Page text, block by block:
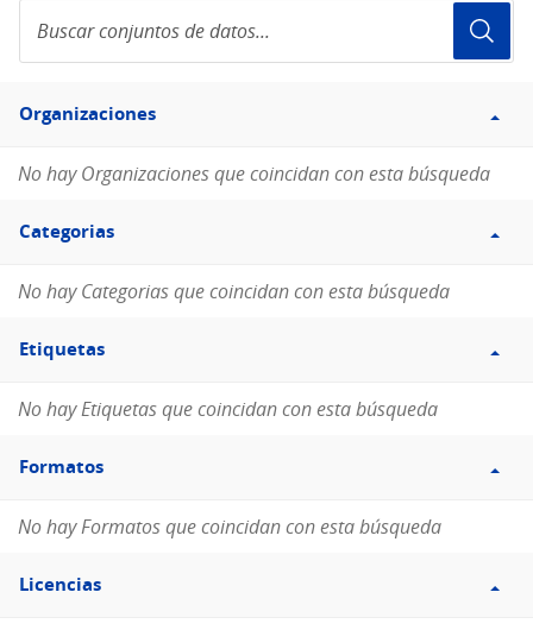
conjuntos
de
Filtro
Organizaciones
Organizaciones
No hay Organizaciones que coincidan con esta búsqueda
Filtro
Categorias
Categorias
No hay Categorias que coincidan con esta búsqueda
Filtro
Etiquetas
Etiquetas
No hay Etiquetas que coincidan con esta búsqueda
Filtro
Formatos
Formatos
No hay Formatos que coincidan con esta búsqueda
Filtro
Licencias
Licencias